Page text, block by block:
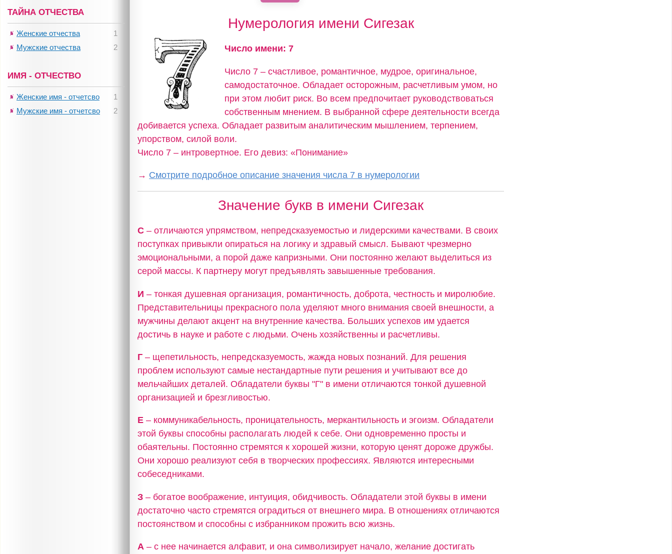
Нумерология имени Сигезак
Число имени: 7
Число 7 – счастливое, романтичное, мудрое, оригинальное,
самодостаточное. Обладает осторожным, расчетливым умом, но
при этом любит риск. Во всем предпочитает руководствоваться
собственным мнением. В выбранной сфере деятельности всегда
добивается успеха. Обладает развитым аналитическим мышлением, терпением,
упорством, силой воли.
Число 7 – интровертное. Его девиз: «Понимание»
→ Смотрите подробное описание значения числа 7 в нумерологии
Значение букв в имени Сигезак
С – отличаются упрямством, непредсказуемостью и лидерскими качествами. В своих
поступках привыкли опираться на логику и здравый смысл. Бывают чрезмерно
эмоциональными, а порой даже капризными. Они постоянно желают выделиться из
серой массы. К партнеру могут предъявлять завышенные требования.
И – тонкая душевная организация, романтичность, доброта, честность и миролюбие.
Представительницы прекрасного пола уделяют много внимания своей внешности, а
мужчины делают акцент на внутренние качества. Больших успехов им удается
достичь в науке и работе с людьми. Очень хозяйственны и расчетливы.
Г – щепетильность, непредсказуемость, жажда новых познаний. Для решения
проблем используют самые нестандартные пути решения и учитывают все до
мельчайших деталей. Обладатели буквы "Г" в имени отличаются тонкой душевной
организацией и брезгливостью.
Е – коммуникабельность, проницательность, меркантильность и эгоизм. Обладатели
этой буквы способны располагать людей к себе. Они одновременно просты и
обаятельны. Постоянно стремятся к хорошей жизни, которую ценят дороже дружбы.
Они хорошо реализуют себя в творческих профессиях. Являются интересными
собеседниками.
З – богатое воображение, интуиция, обидчивость. Обладатели этой буквы в имени
достаточно часто стремятся оградиться от внешнего мира. В отношениях отличаются
постоянством и способны с избранником прожить всю жизнь.
А – с нее начинается алфавит, и она символизирует начало, желание достигать
ТАЙНА ОТЧЕСТВА
1
Женские отчества
2
Мужские отчества
ИМЯ - ОТЧЕСТВО
1
Женские имя - отчетсво
2
Мужские имя - отчетсво